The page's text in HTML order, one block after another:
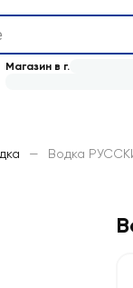
Магазин в г.
— Водка